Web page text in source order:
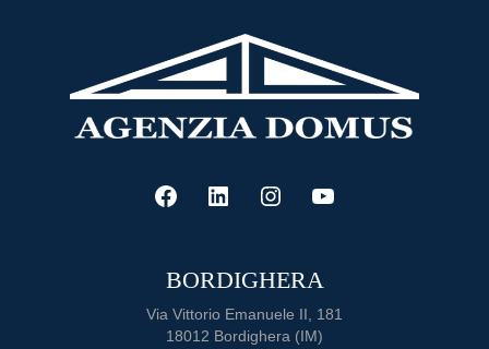
FACEBOOK
LINKEDININSTAGRAM
BORDIGHERA
Via Vittorio Emanuele II, 181
18012 Bordighera (IM)